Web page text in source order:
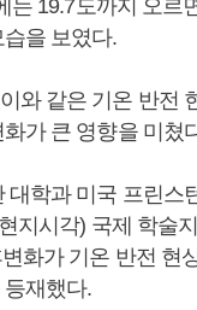
는 19.7도까지 오르
을 보였다.
와 같은 기온 반전
가 큰 영향을 미쳤
대학과 미국 프린스
지시각) 국제 학술
화가 기온 반전 현
재했다.